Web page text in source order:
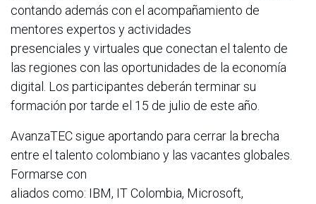
contando además con el acompañamiento de
mentores expertos y actividades
presenciales y virtuales que conectan el talento de
las regiones con las oportunidades de la economía
digital. Los participantes deberán terminar su
formación por tarde el 15 de julio de este año.
AvanzaTEC sigue aportando para cerrar la brecha
entre el talento colombiano y las vacantes globales.
Formarse con
aliados como: IBM, IT Colombia, Microsoft,